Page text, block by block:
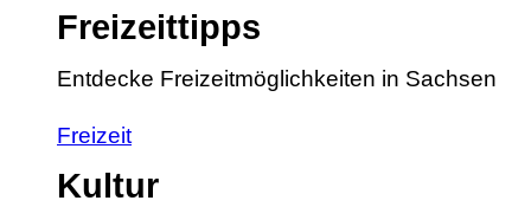
Freizeittipps
Entdecke Freizeitmöglichkeiten in Sachsen
Freizeit
Kultur